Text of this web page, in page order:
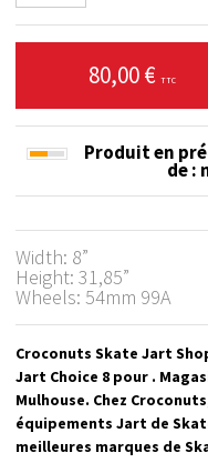
80,00 € TTC
Produit en
de:
Width: 8”
Height: 31,85”
Wheels: 54mm 99A
Croconuts Skate Jart
Jart Choice 8 pour .
Mulhouse. Chez
équipements Jart de
meilleures marques de